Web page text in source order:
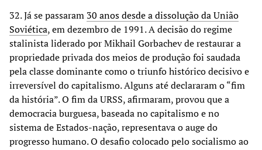
32. Já se passaram 30 anos desde a dissolução da União
Soviética, em dezembro de 1991. A decisão do regime
stalinista liderado por Mikhail Gorbachev de restaurar a
propriedade privada dos meios de produção foi saudada
pela classe dominante como o triunfo histórico decisivo e
irreversível do capitalismo. Alguns até declararam o “fim
da história”. O fim da URSS, afirmaram, provou que a
democracia burguesa, baseada no capitalismo e no
sistema de Estados-nação, representava o auge do
progresso humano. O desafio colocado pelo socialismo ao